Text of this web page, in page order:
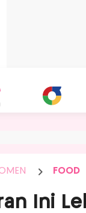
FOOD
Ini